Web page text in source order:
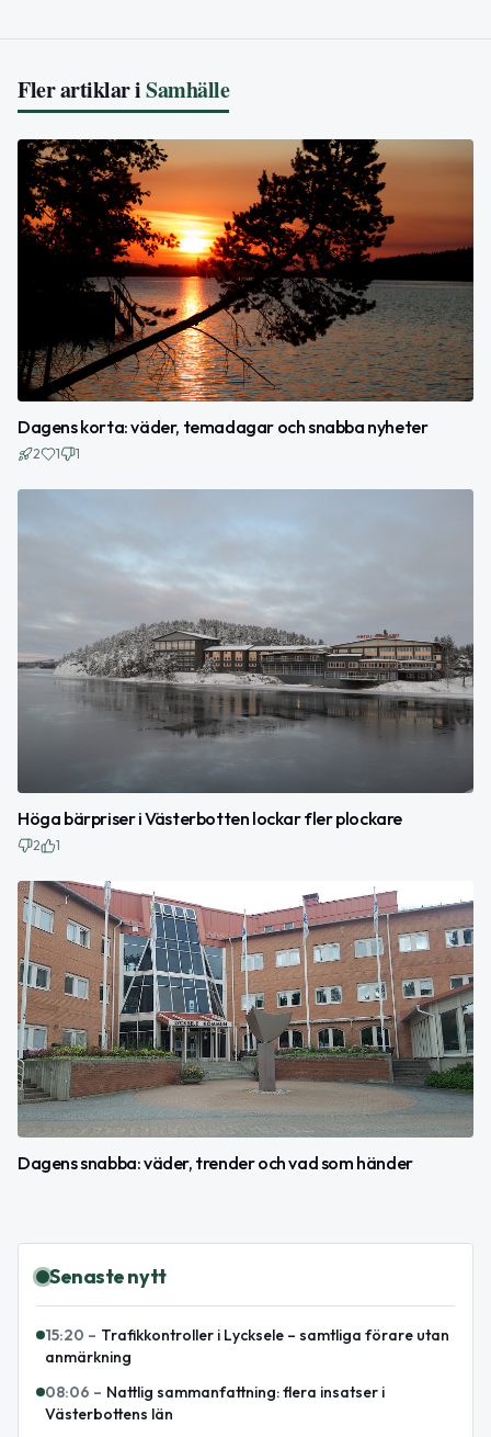
Fler artiklar iSamhälle
Dagens korta: väder, temadagar och snabba nyheter
2 1 1
Höga bärpriser i Västerbotten lockar fler plockare
2 1
Dagens snabba: väder, trender och vad som händer
Senaste nytt
15:20 – Trafikkontroller i Lycksele – samtliga förare utan
anmärkning
08:06 – Nattlig sammanfattning: flera insatser i
Västerbottens län